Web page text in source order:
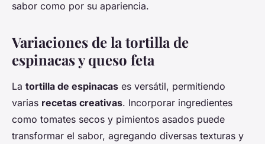
sabor como por su apariencia.
Variaciones de la tortilla de
espinacas y queso feta
La tortilla de espinacas es versátil, permitiendo
varias recetas creativas. Incorporar ingredientes
como tomates secos y pimientos asados puede
transformar el sabor, agregando diversas texturas y